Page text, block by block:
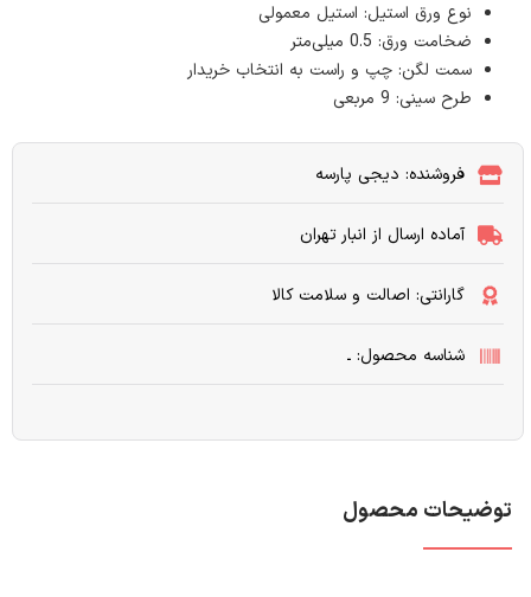
نوع ورق استیل: استیل معمولی
ضخامت ورق: 0.5 میلی‌متر
سمت لگن: چپ و راست به انتخاب خریدار
طرح سینی: 9 مربعی
فروشنده: دیجی پارسه
آماده ارسال از انبار تهران
گارانتی: اصالت و سلامت کالا
شناسه محصول: ـ
توضیحات محصول